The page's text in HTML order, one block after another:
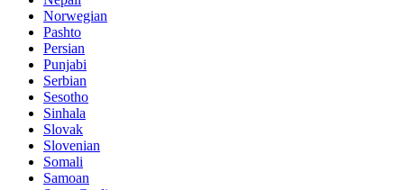
Norwegian
Pashto
Persian
Punjabi
Serbian
Sesotho
Sinhala
Slovak
Slovenian
Somali
Samoan